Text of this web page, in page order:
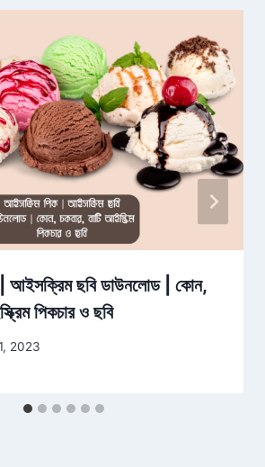
আইসক্রিম ছবি ডাউনলোড | কোন,
পিকচার ও ছবি
2023